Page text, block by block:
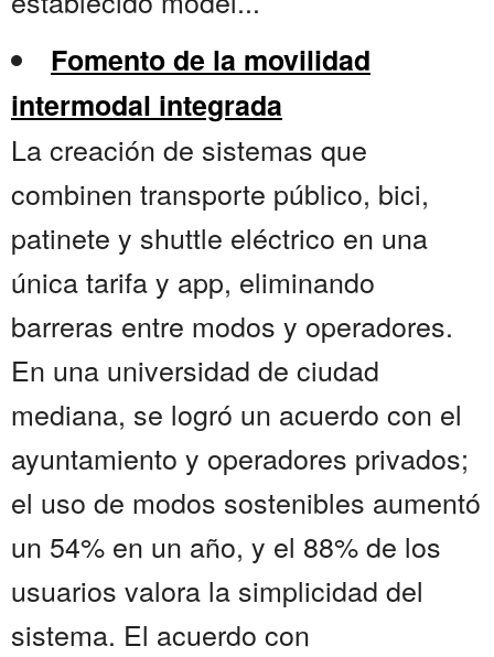
Fomento de la movilidad
intermodal integrada
La creación de sistemas que
combinen transporte público, bici,
patinete y shuttle eléctrico en una
única tarifa y app, eliminando
barreras entre modos y operadores.
En una universidad de ciudad
mediana, se logró un acuerdo con el
ayuntamiento y operadores privados;
el uso de modos sostenibles aumentó
un 54% en un año, y el 88% de los
usuarios valora la simplicidad del
sistema. El acuerdo con